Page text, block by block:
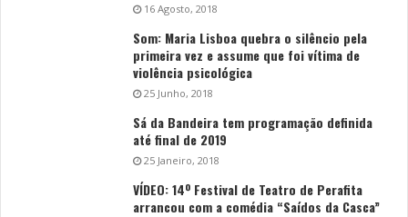
16 Agosto, 2018
Som: Maria Lisboa quebra o silêncio pela
primeira vez e assume que foi vítima de
violência psicológica
25 Junho, 2018
Sá da Bandeira tem programação definida
até final de 2019
25 Janeiro, 2018
VÍDEO: 14º Festival de Teatro de Perafita
arrancou com a comédia “Saídos da Casca”